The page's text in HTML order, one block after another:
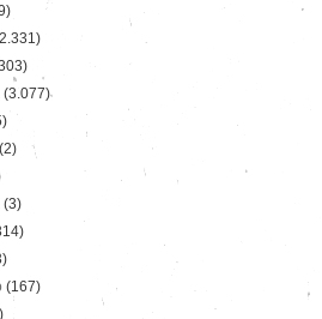
(3.077)
(2)
(3)
(167)